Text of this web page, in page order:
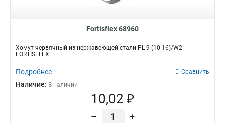
Fortisflex 68960
Хомут червячный из нержавеющей стали PL-9 (10-16)/W2
FORTISFLEX
Подробнее Сравнить
Наличие: В наличии
10,02 ₽
– +